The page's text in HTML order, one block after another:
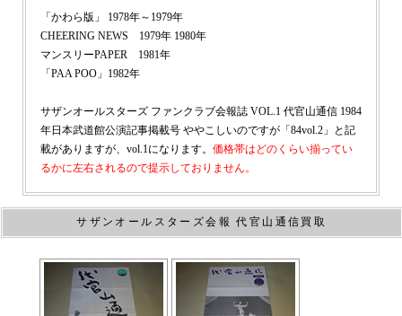
「かわら版」 1978年～1979年
CHEERING NEWS 1979年 1980年
マンスリーPAPER 1981年
「PAA POO」1982年
サザンオールスターズ ファンクラブ会報誌 VOL.1 代官山通信 1984
年日本武道館公演記事掲載号 ややこしいのですが「84vol.2」と記
載がありますが、vol.1になります。 価格帯はどのくらい揃ってい
るかに左右されるので提示しておりません。
サザンオールスターズ会報 代官山通信買取